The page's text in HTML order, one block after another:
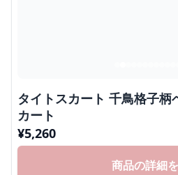
タイトスカート 千鳥格子柄
カート
¥5,260
商品の詳細